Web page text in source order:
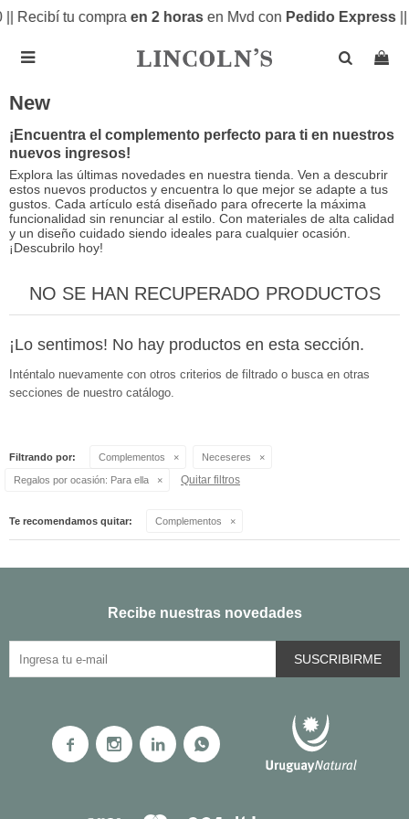
| Recibí tu compra en 2 horas en Mvd con Pedido Express

New
¡Encuentra el complemento perfecto para ti en nuestros
nuevos ingresos!
Explora las últimas novedades en nuestra tienda. Ven a descubrir
estos nuevos productos y encuentra lo que mejor se adapte a tus
gustos. Cada artículo está diseñado para ofrecerte la máxima
funcionalidad sin renunciar al estilo. Con materiales de alta calidad
y un diseño cuidado siendo ideales para cualquier ocasión.
¡Descubrilo hoy!
NO SE HAN RECUPERADO PRODUCTOS
¡Lo sentimos! No hay productos en esta sección.
Inténtalo nuevamente con otros criterios de filtrado o busca en otras
secciones de nuestro catálogo.
Filtrando por: Complementos Neceseres
Regalos por ocasión: Para ella Quitar filtros
Te recomendamos quitar: Complementos
Recibe nuestras novedades
SUSCRIBIRME
   